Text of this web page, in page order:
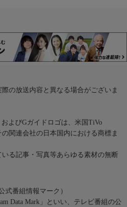
の放送内容と異なる場合がございま
よびGガイドロゴは、米国TiVo
関連会社の日本国内における商標ま
る記事・写真等あらゆる素材の無断
式番組情報マーク）
Data Mark」といい、テレビ番組の公